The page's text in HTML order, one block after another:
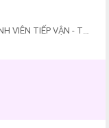
CÔNG TY TRÁCH NHIỆM HỮU HẠN MỘT THÀNH VIÊN TIẾP VẬN - THƯƠNG MẠI - DU LỊCH XUYÊN THÁI BÌNH DƯƠNG